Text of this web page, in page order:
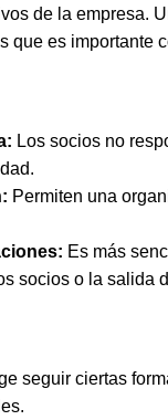
de la empresa.
que es importante
Los socios no
Permiten una
Es más
socios o la salida
seguir ciertas